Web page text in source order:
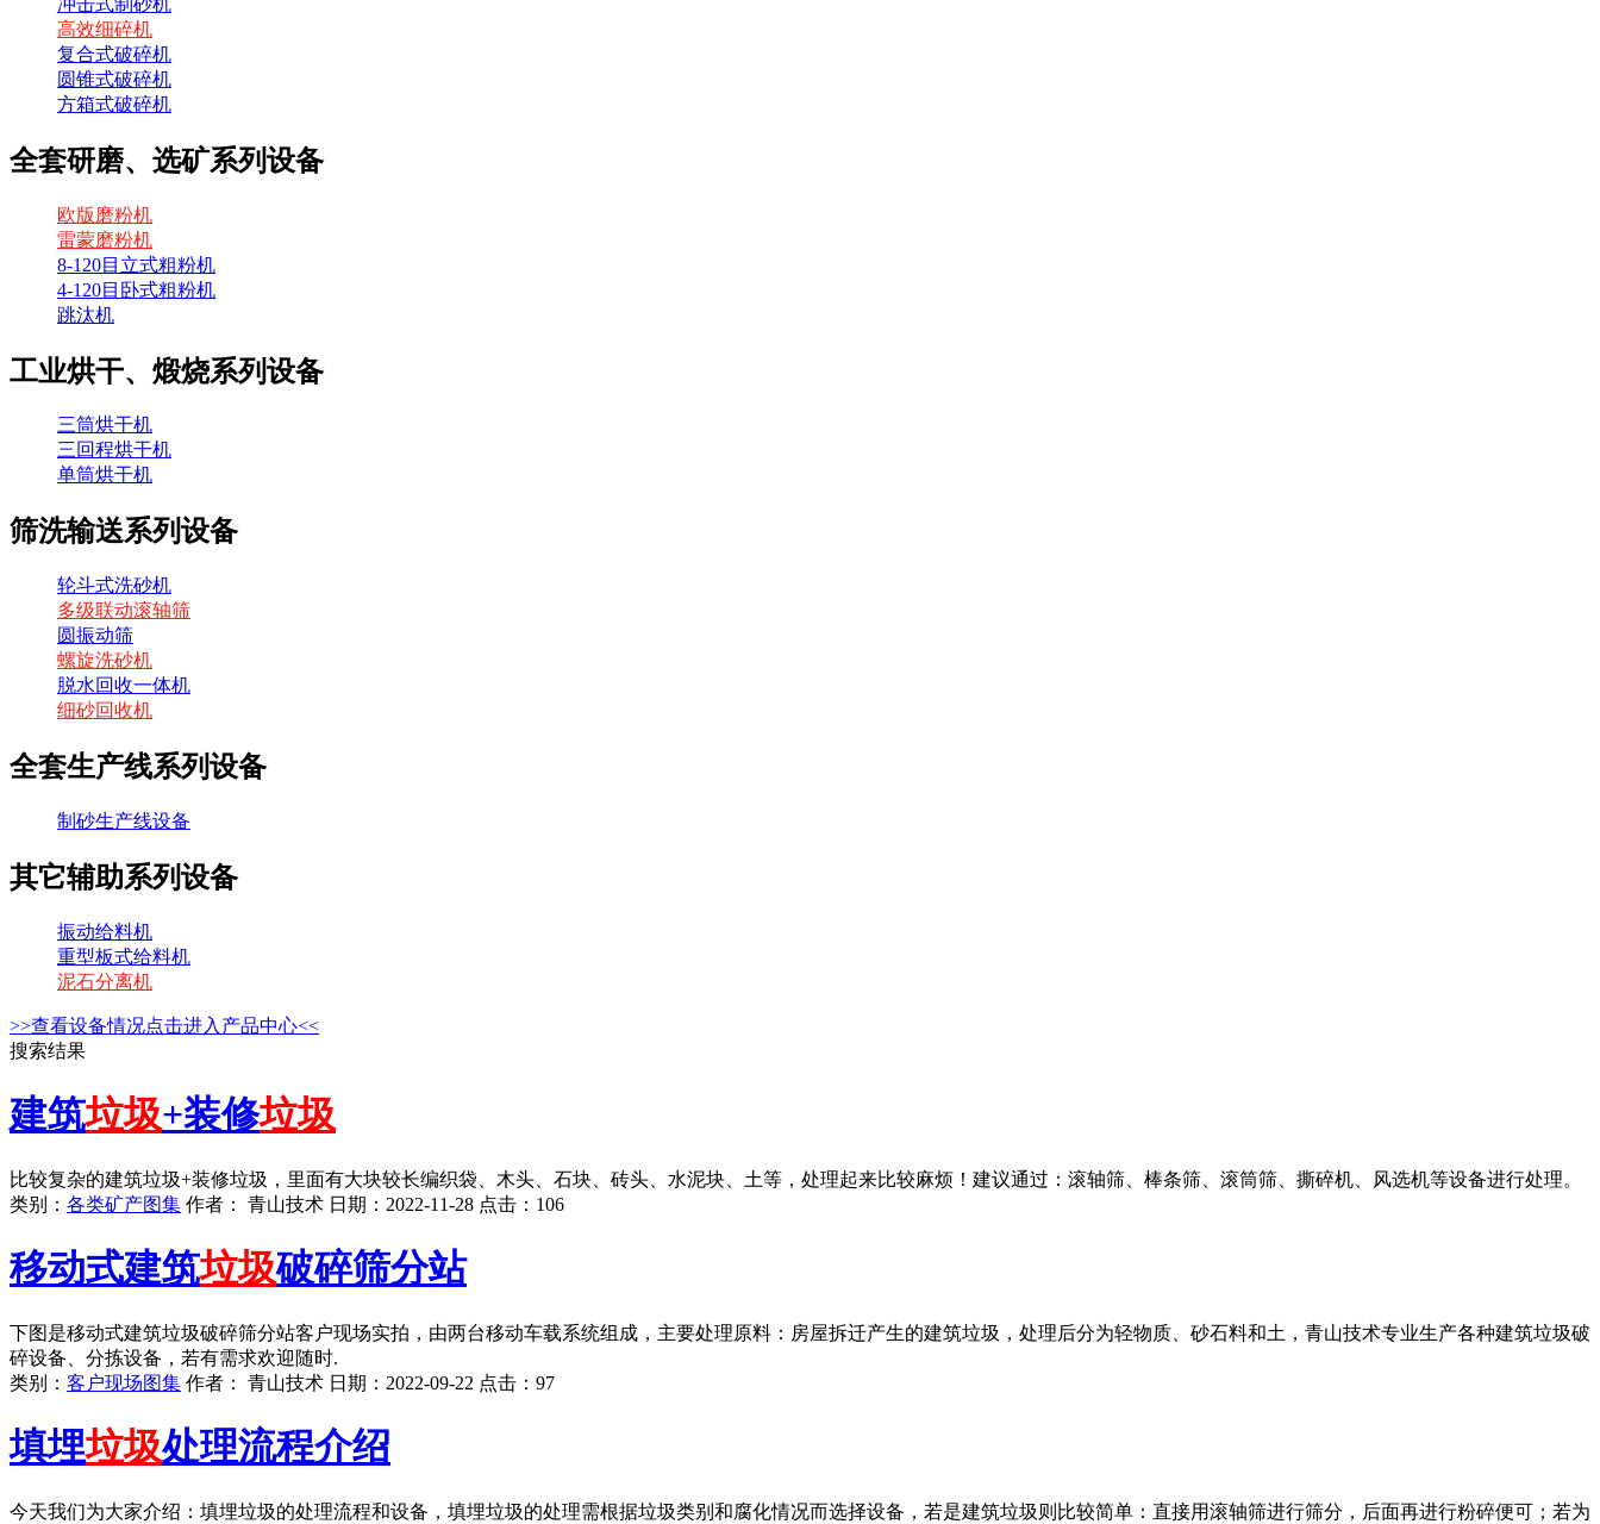
高效细碎机
复合式破碎机
圆锥式破碎机
方箱式破碎机
全套研磨、选矿系列设备
欧版磨粉机
雷蒙磨粉机
8-120目立式粗粉机
4-120目卧式粗粉机
跳汰机
工业烘干、煅烧系列设备
三筒烘干机
三回程烘干机
单筒烘干机
筛洗输送系列设备
轮斗式洗砂机
多级联动滚轴筛
圆振动筛
螺旋洗砂机
脱水回收一体机
细砂回收机
全套生产线系列设备
制砂生产线设备
其它辅助系列设备
振动给料机
重型板式给料机
泥石分离机
>>查看设备情况点击进入产品中心<<
搜索结果
建筑垃圾+装修垃圾
比较复杂的建筑垃圾+装修垃圾，里面有大块较长编织袋、木头、石块、砖头、水泥块、土等，处理起来比较麻烦！建议通过：滚轴筛、棒条筛、滚筒筛、撕碎机、风选机等设备进行处理。
类别： 各类矿产图集 作者： 青山技术 日期： 2022-11-28 点击： 106
移动式建筑垃圾破碎筛分站
下图是移动式建筑垃圾破碎筛分站客户现场实拍，由两台移动车载系统组成，主要处理原料：房屋拆迁产生的建筑垃圾，处理后分为轻物质、砂石料和土，青山技术专业生产各种建筑垃圾破
碎设备、分拣设备，若有需求欢迎随时.
类别： 客户现场图集 作者： 青山技术 日期： 2022-09-22 点击： 97
填埋垃圾处理流程介绍
今天我们为大家介绍：填埋垃圾的处理流程和设备，填埋垃圾的处理需根据垃圾类别和腐化情况而选择设备，若是建筑垃圾则比较简单：直接用滚轴筛进行筛分，后面再进行粉碎便可；若为